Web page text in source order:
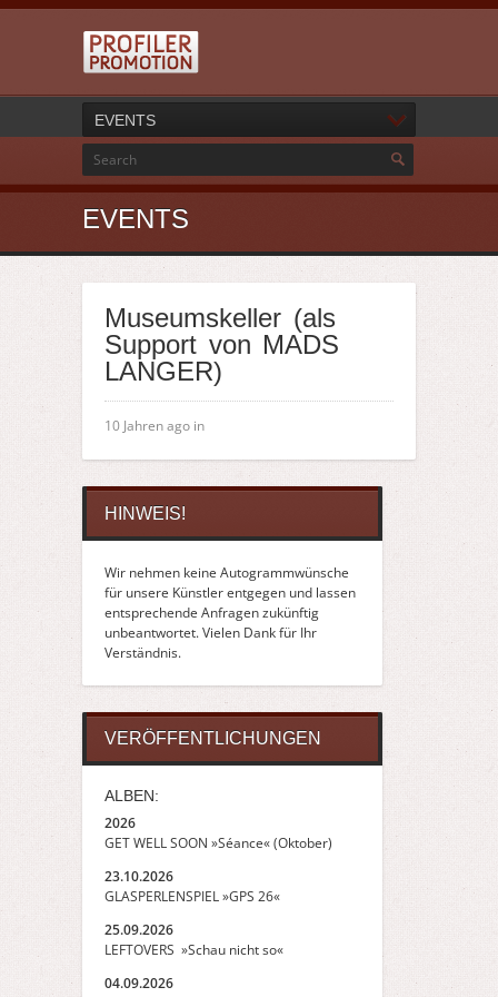
EVENTS
EVENTS
Museumskeller (als
Support von MADS
LANGER)
10 Jahren ago in
HINWEIS!
Wir nehmen keine Autogrammwünsche
für unsere Künstler entgegen und lassen
entsprechende Anfragen zukünftig
unbeantwortet. Vielen Dank für Ihr
Verständnis.
VERÖFFENTLICHUNGEN
ALBEN:
2026
GET WELL SOON »Séance« (Oktober)
23.10.2026
GLASPERLENSPIEL »GPS 26«
25.09.2026
LEFTOVERS »Schau nicht so«
04.09.2026